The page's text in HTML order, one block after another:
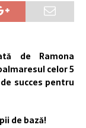
de Ramona
celor 5
succes pentru
de bază!